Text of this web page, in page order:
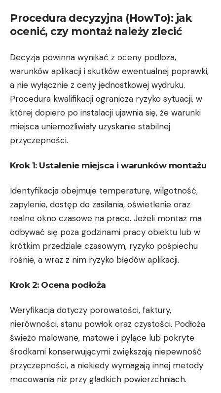
Procedura decyzyjna (HowTo): jak
ocenić, czy montaż należy zlecić
Decyzja powinna wynikać z oceny podłoża,
warunków aplikacji i skutków ewentualnej poprawki,
a nie wyłącznie z ceny jednostkowej wydruku.
Procedura kwalifikacji ogranicza ryzyko sytuacji, w
której dopiero po instalacji ujawnia się, że warunki
miejsca uniemożliwiały uzyskanie stabilnej
przyczepności.
Krok 1: Ustalenie miejsca i warunków montażu
Identyfikacja obejmuje temperaturę, wilgotność,
zapylenie, dostęp do zasilania, oświetlenie oraz
realne okno czasowe na prace. Jeżeli montaż ma
odbywać się poza godzinami pracy obiektu lub w
krótkim przedziale czasowym, ryzyko pośpiechu
rośnie, a wraz z nim ryzyko błędów aplikacji.
Krok 2: Ocena podłoża
Weryfikacja dotyczy porowatości, faktury,
nierówności, stanu powłok oraz czystości. Podłoża
świeżo malowane, matowe i pylące lub pokryte
środkami konserwującymi zwiększają niepewność
przyczepności, a niekiedy wymagają innej metody
mocowania niż przy gładkich powierzchniach.